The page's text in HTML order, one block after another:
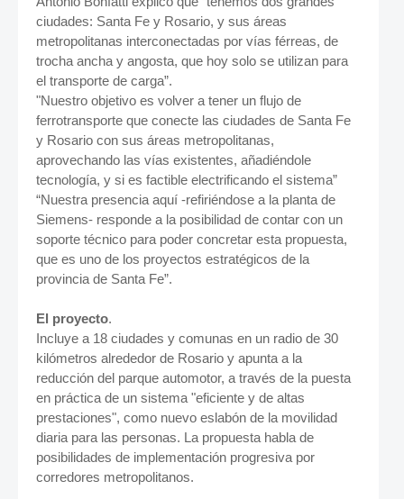
ciudades: Santa Fe y Rosario, y sus áreas
metropolitanas interconectadas por vías férreas, de
trocha ancha y angosta, que hoy solo se utilizan para
el transporte de carga”.
"Nuestro objetivo es volver a tener un flujo de
ferrotransporte que conecte las ciudades de Santa Fe
y Rosario con sus áreas metropolitanas,
aprovechando las vías existentes, añadiéndole
tecnología, y si es factible electrificando el sistema”
“Nuestra presencia aquí -refiriéndose a la planta de
Siemens- responde a la posibilidad de contar con un
soporte técnico para poder concretar esta propuesta,
que es uno de los proyectos estratégicos de la
provincia de Santa Fe”.
El proyecto.
Incluye a 18 ciudades y comunas en un radio de 30
kilómetros alrededor de Rosario y apunta a la
reducción del parque automotor, a través de la puesta
en práctica de un sistema "eficiente y de altas
prestaciones", como nuevo eslabón de la movilidad
diaria para las personas. La propuesta habla de
posibilidades de implementación progresiva por
corredores metropolitanos.